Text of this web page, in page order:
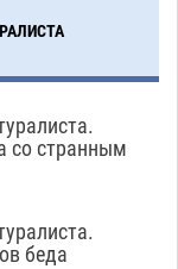
со странным
беда